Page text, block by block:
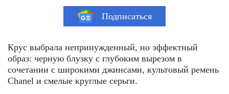
Подписаться
Крус выбрала непринужденный, но эффектный
образ: черную блузку с глубоким вырезом в
сочетании с широкими джинсами, культовый ремень
Chanel и смелые круглые серьги.